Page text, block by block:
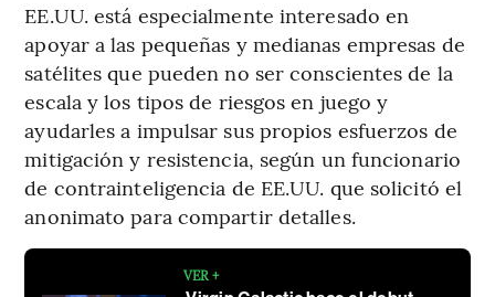
EE.UU. está especialmente interesado en
apoyar a las pequeñas y medianas empresas de
satélites que pueden no ser conscientes de la
escala y los tipos de riesgos en juego y
ayudarles a impulsar sus propios esfuerzos de
mitigación y resistencia, según un funcionario
de contrainteligencia de EE.UU. que solicitó el
anonimato para compartir detalles.
VER +